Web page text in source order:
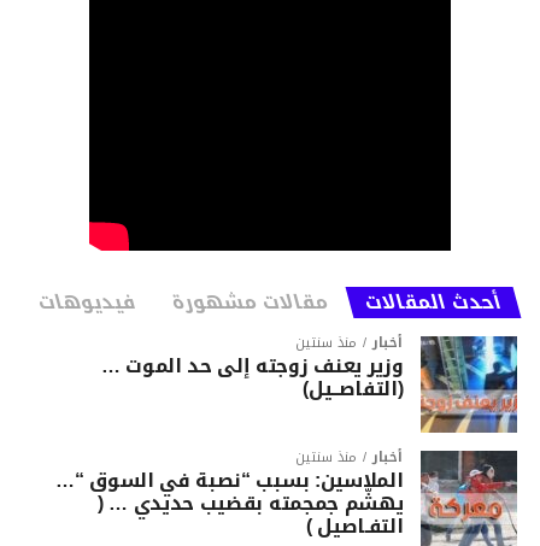
أحدث المقالات مقالات مشهورة فيديوهات
أخبار منذ سنتين
وزير يعنف زوجته إلى حد الموت …
(التفاصــيل)
أخبار منذ سنتين
الملاسين: بسبب “نصبة في السوق “…
يهشّم جمجمته بقضيب حديدي … (
التفـاصيل )